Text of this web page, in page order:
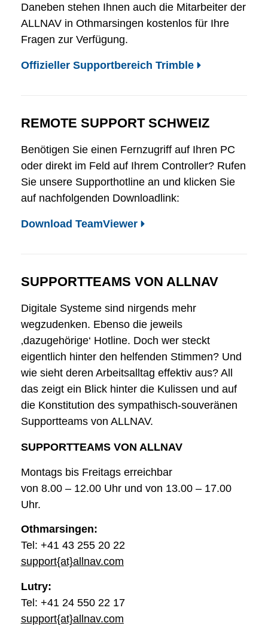
Daneben stehen Ihnen auch die Mitarbeiter der
ALLNAV in Othmarsingen kostenlos für Ihre
Fragen zur Verfügung.
Offizieller Supportbereich Trimble
REMOTE SUPPORT SCHWEIZ
Benötigen Sie einen Fernzugriff auf Ihren PC
oder direkt im Feld auf Ihrem Controller? Rufen
Sie unsere Supporthotline an und klicken Sie
auf nachfolgenden Downloadlink:
Download TeamViewer
SUPPORTTEAMS VON ALLNAV
Digitale Systeme sind nirgends mehr
wegzudenken. Ebenso die jeweils
‚dazugehörige‘ Hotline. Doch wer steckt
eigentlich hinter den helfenden Stimmen? Und
wie sieht deren Arbeitsalltag effektiv aus? All
das zeigt ein Blick hinter die Kulissen und auf
die Konstitution des sympathisch-souveränen
Supportteams von ALLNAV.
SUPPORTTEAMS VON ALLNAV
Montags bis Freitags erreichbar
von 8.00 – 12.00 Uhr und von 13.00 – 17.00
Uhr.
Othmarsingen:
Tel: +41 43 255 20 22
support{at}allnav.com
Lutry:
Tel: +41 24 550 22 17
support{at}allnav.com